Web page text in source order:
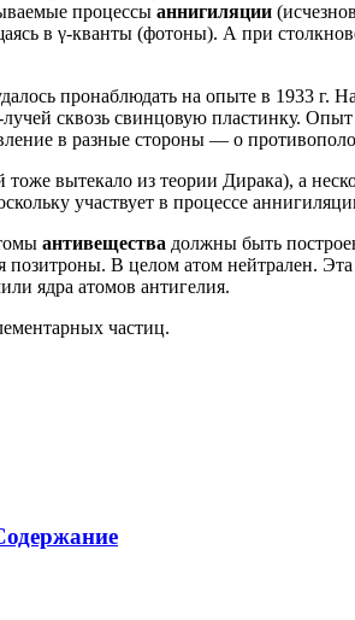
процессы аннигиляции
в γ-кванты (фотоны). А при
пронаблюдать на опыте в 1933 г.
сквозь свинцовую пластинку.
в разные стороны — о
тоже вытекало из теории Дирака), а
участвует в процессе
антивещества должны быть
В целом атом нейтрален.
ядра атомов антигелия.
частиц.